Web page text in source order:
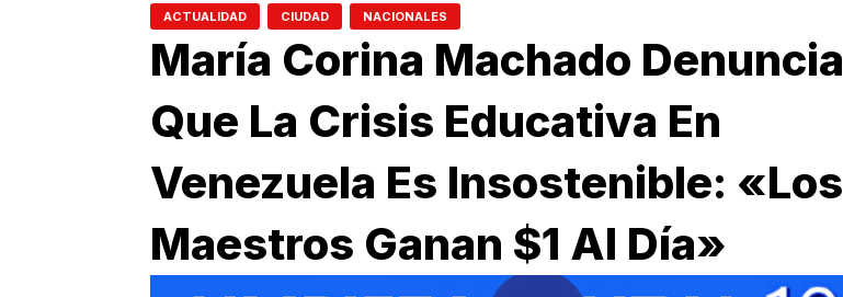
ACTUALIDAD CIUDAD NACIONALES
María Corina Machado Denuncia
Que La Crisis Educativa En
Venezuela Es Insostenible: «Los
Maestros Ganan $1 Al Día»